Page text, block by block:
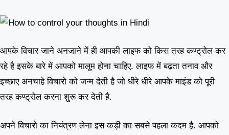
आपके विचार जाने अनजाने में ही आपकी लाइफ को किस तरह कण्ट्रोल कर
रहे है इसके बारे में आपको मालूम होना चाहिए. लाइफ में बढ़ता तनाव और
इच्छाए अनचाहे विचारो को जन्म देती है जो धीरे धीरे आपके माइंड को पूरी
तरह कण्ट्रोल करना शुरू कर देती है.
अपने विचारो का नियंत्रण लेना इस कड़ी का सबसे पहला कदम है. आपको